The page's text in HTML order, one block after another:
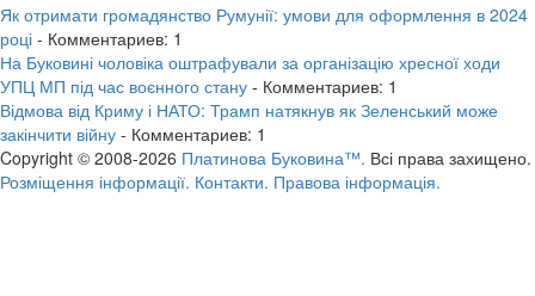
Як отримати громадянство Румунії: умови для оформлення в 2024
році - Комментариев: 1
На Буковині чоловіка оштрафували за організацію хресної ходи
УПЦ МП під час воєнного стану - Комментариев: 1
Відмова від Криму і НАТО: Трамп натякнув як Зеленський може
закінчити війну - Комментариев: 1
Copyright © 2008-2026 Платинова Буковина™. Всі права захищено.
Розміщення інформації. Контакти. Правова інформація.